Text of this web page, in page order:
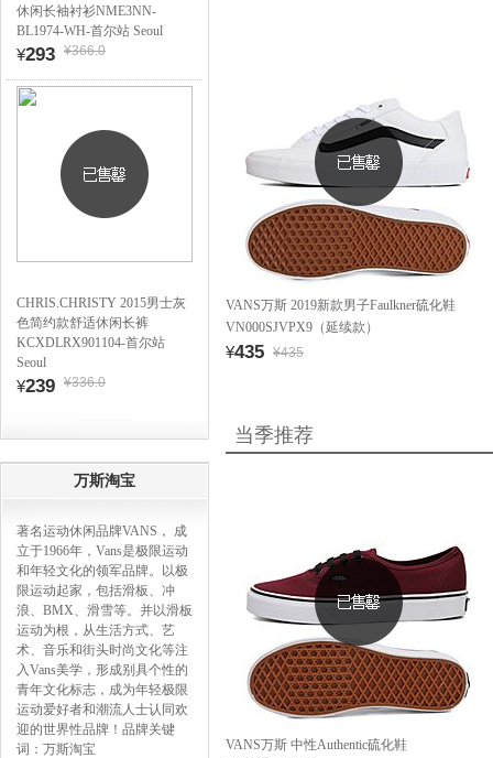
休闲长袖衬衫NME3NN-
BL1974-WH-首尔站 Seoul
¥293 ¥366.0
CHRIS.CHRISTY 2015男士灰
色简约款舒适休闲长裤
KCXDLRX901104-首尔站
Seoul
¥239 ¥336.0
万斯淘宝
著名运动休闲品牌VANS， 成
立于1966年，Vans是极限运动
和年轻文化的领军品牌。以极
限运动起家，包括滑板、冲
浪、BMX、滑雪等。并以滑板
运动为根，从生活方式、艺
术、音乐和街头时尚文化等注
入Vans美学，形成别具个性的
青年文化标志，成为年轻极限
运动爱好者和潮流人士认同欢
迎的世界性品牌！品牌关键
词：万斯淘宝
VANS万斯 2019新款男子Faulkner硫化鞋
VN000SJVPX9（延续款）
¥435 ¥435
当季推荐
VANS万斯 中性Authentic硫化鞋